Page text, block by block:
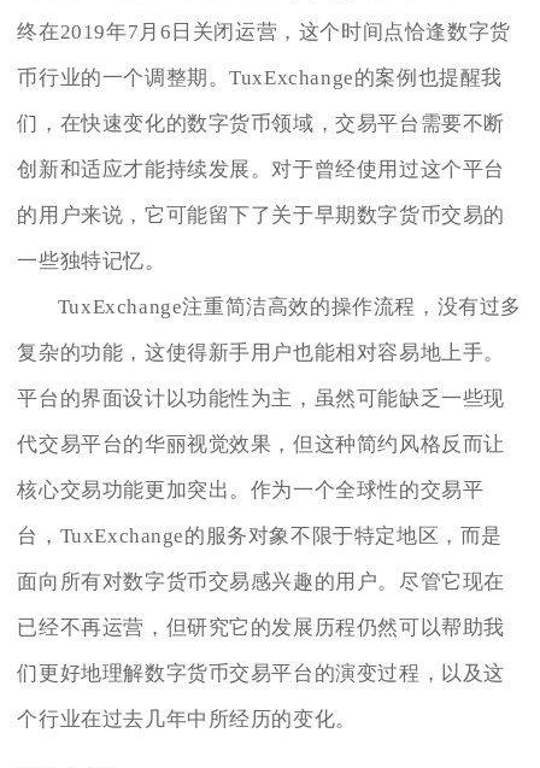
终在2019年7月6日关闭运营，这个时间点恰逢数字货
币行业的一个调整期。TuxExchange的案例也提醒我
们，在快速变化的数字货币领域，交易平台需要不断
创新和适应才能持续发展。对于曾经使用过这个平台
的用户来说，它可能留下了关于早期数字货币交易的
一些独特记忆。
TuxExchange注重简洁高效的操作流程，没有过多
复杂的功能，这使得新手用户也能相对容易地上手。
平台的界面设计以功能性为主，虽然可能缺乏一些现
代交易平台的华丽视觉效果，但这种简约风格反而让
核心交易功能更加突出。作为一个全球性的交易平
台，TuxExchange的服务对象不限于特定地区，而是
面向所有对数字货币交易感兴趣的用户。尽管它现在
已经不再运营，但研究它的发展历程仍然可以帮助我
们更好地理解数字货币交易平台的演变过程，以及这
个行业在过去几年中所经历的变化。